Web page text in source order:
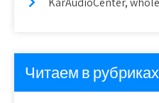
Читаем в рубриках